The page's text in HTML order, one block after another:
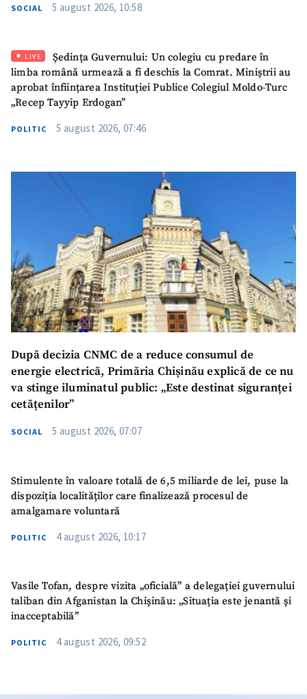
SOCIAL 5 august 2026, 10:58
LIVE
Ședința Guvernului: Un colegiu cu predare în
limba română urmează a fi deschis la Comrat. Miniștrii au
aprobat înființarea Instituției Publice Colegiul Moldo-Turc
„Recep Tayyip Erdogan”
POLITIC 5 august 2026, 07:46
După decizia CNMC de a reduce consumul de
energie electrică, Primăria Chișinău explică de ce nu
va stinge iluminatul public: „Este destinat siguranței
cetățenilor”
SOCIAL 5 august 2026, 07:07
Stimulente în valoare totală de 6,5 miliarde de lei, puse la
dispoziția localităților care finalizează procesul de
amalgamare voluntară
POLITIC 4 august 2026, 10:17
Vasile Tofan, despre vizita „oficială” a delegației guvernului
taliban din Afganistan la Chișinău: „Situația este jenantă și
inacceptabilă”
POLITIC 4 august 2026, 09:52